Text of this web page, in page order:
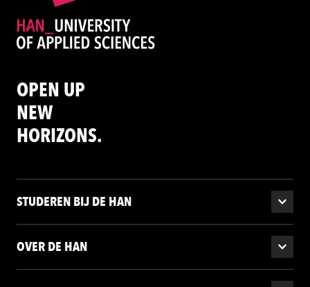
OPEN UP
NEW
HORIZONS.
STUDEREN BIJ DE HAN
OVER DE HAN